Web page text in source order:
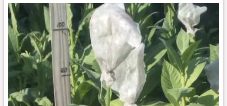
Jamaica
Wrapper
куст